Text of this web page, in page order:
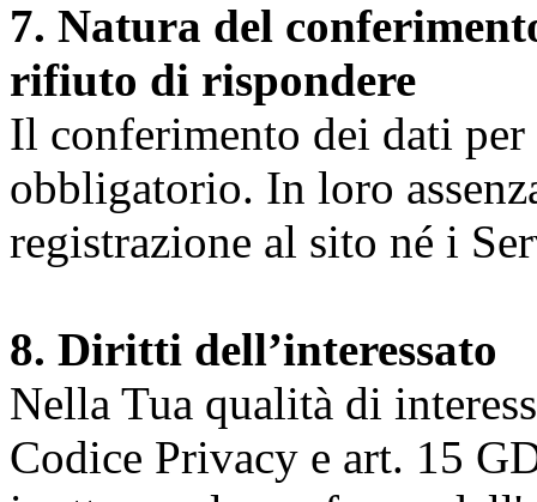
7. Natura del
rifiuto di rispondere
Il conferimento dei dati
obbligatorio. In loro
registrazione al sito né i
8. Diritti dell’interessato
Nella Tua qualità di
Codice Privacy e art. 15